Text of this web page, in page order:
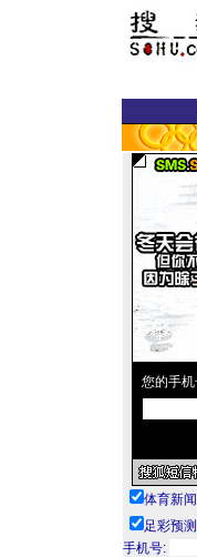
体育新闻
足彩预测
手机号: